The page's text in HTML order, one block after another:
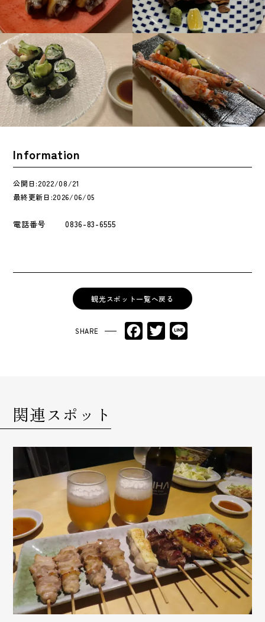
Information
公開日:2022/08/21
最終更新日:2026/06/05
電話番号 0836-83-6555
観光スポット一覧へ戻る
Facebook
Twitter
関連スポット